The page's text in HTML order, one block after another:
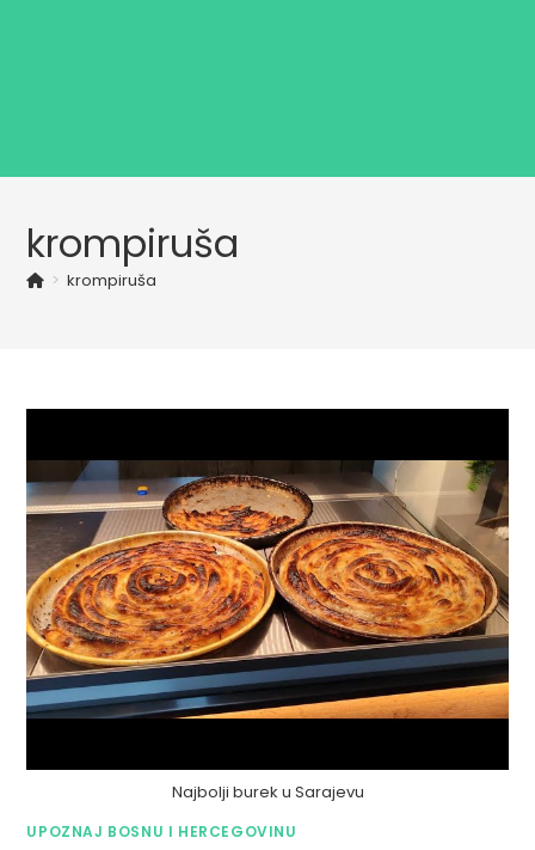
krompiruša
> krompiruša
Najbolji burek u Sarajevu
UPOZNAJ BOSNU I HERCEGOVINU